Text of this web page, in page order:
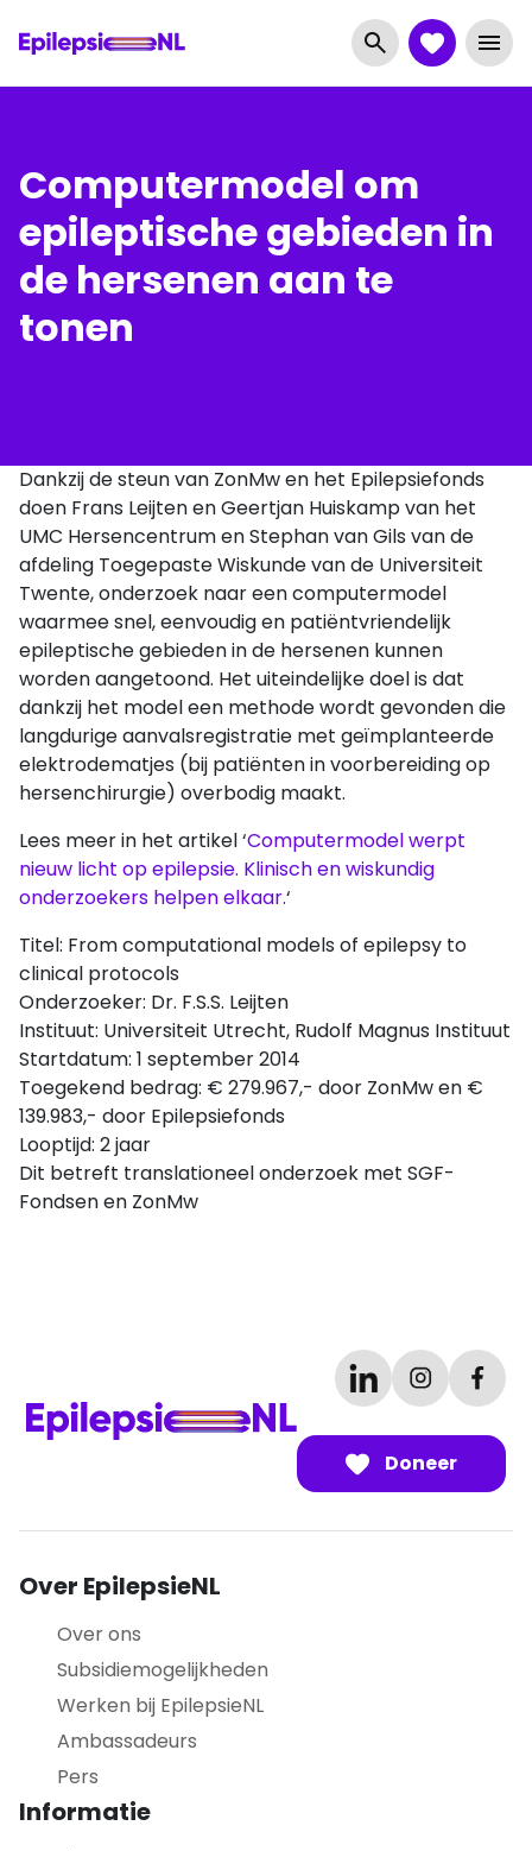
Computermodel om
epileptische gebieden in
de hersenen aan te
tonen
Dankzij de steun van ZonMw en het Epilepsiefonds
doen Frans Leijten en Geertjan Huiskamp van het
UMC Hersencentrum en Stephan van Gils van de
afdeling Toegepaste Wiskunde van de Universiteit
Twente, onderzoek naar een computermodel
waarmee snel, eenvoudig en patiëntvriendelijk
epileptische gebieden in de hersenen kunnen
worden aangetoond. Het uiteindelijke doel is dat
dankzij het model een methode wordt gevonden die
langdurige aanvalsregistratie met geïmplanteerde
elektrodematjes (bij patiënten in voorbereiding op
hersenchirurgie) overbodig maakt.
Lees meer in het artikel ‘Computermodel werpt
nieuw licht op epilepsie. Klinisch en wiskundig
onderzoekers helpen elkaar.‘
Titel: From computational models of epilepsy to
clinical protocols
Onderzoeker: Dr. F.S.S. Leijten
Instituut: Universiteit Utrecht, Rudolf Magnus Instituut
Startdatum: 1 september 2014
Toegekend bedrag: € 279.967,- door ZonMw en €
139.983,- door Epilepsiefonds
Looptijd: 2 jaar
Dit betreft translationeel onderzoek met SGF-
Fondsen en ZonMw
Doneer
Over EpilepsieNL
Over ons
Subsidiemogelijkheden
Werken bij EpilepsieNL
Ambassadeurs
Pers
Informatie